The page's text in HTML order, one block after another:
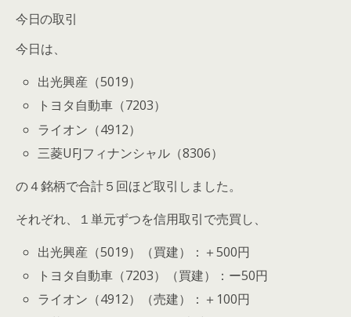
今日の取引
今日は、
出光興産（5019）
トヨタ自動車（7203）
ライオン（4912）
三菱UFJフィナンシャル（8306）
の４銘柄で合計５回ほど取引しました。
それぞれ、１単元ずつを信用取引で売買し、
出光興産（5019）（買建）：＋500円
トヨタ自動車（7203）（買建）：ー50円
ライオン（4912）（売建）：＋100円